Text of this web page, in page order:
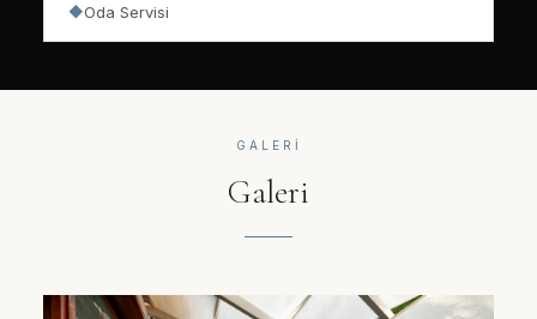
◆Oda Servisi
GALERI
Galeri